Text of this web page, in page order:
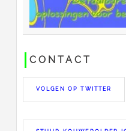
CONTACT
VOLGEN OP TWITTER